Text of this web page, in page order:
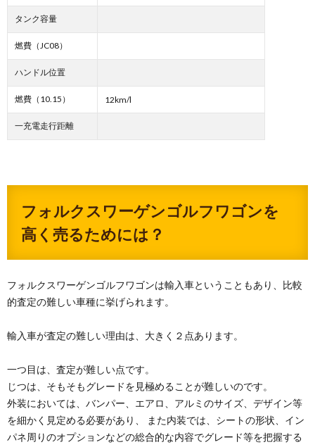
タンク容量
燃費（JC08）
ハンドル位置
燃費（10.15） 12km/l
一充電走行距離
フォルクスワーゲンゴルフワゴンを
高く売るためには？
フォルクスワーゲンゴルフワゴンは輸入車ということもあり、比較
的査定の難しい車種に挙げられます。
輸入車が査定の難しい理由は、大きく２点あります。
一つ目は、査定が難しい点です。
じつは、そもそもグレードを見極めることが難しいのです。
外装においては、バンパー、エアロ、アルミのサイズ、デザイン等
を細かく見定める必要があり、 また内装では、シートの形状、イン
パネ周りのオプションなどの総合的な内容でグレード等を把握する